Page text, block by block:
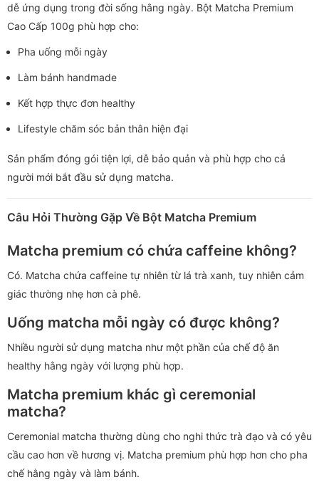
dễ ứng dụng trong đời sống hằng ngày. Bột Matcha Premium
Cao Cấp 100g phù hợp cho:
Pha uống mỗi ngày
Làm bánh handmade
Kết hợp thực đơn healthy
Lifestyle chăm sóc bản thân hiện đại
Sản phẩm đóng gói tiện lợi, dễ bảo quản và phù hợp cho cả
người mới bắt đầu sử dụng matcha.
Câu Hỏi Thường Gặp Về Bột Matcha Premium
Matcha premium có chứa caffeine không?
Có. Matcha chứa caffeine tự nhiên từ lá trà xanh, tuy nhiên cảm
giác thường nhẹ hơn cà phê.
Uống matcha mỗi ngày có được không?
Nhiều người sử dụng matcha như một phần của chế độ ăn
healthy hằng ngày với lượng phù hợp.
Matcha premium khác gì ceremonial
matcha?
Ceremonial matcha thường dùng cho nghi thức trà đạo và có yêu
cầu cao hơn về hương vị. Matcha premium phù hợp hơn cho pha
chế hằng ngày và làm bánh.